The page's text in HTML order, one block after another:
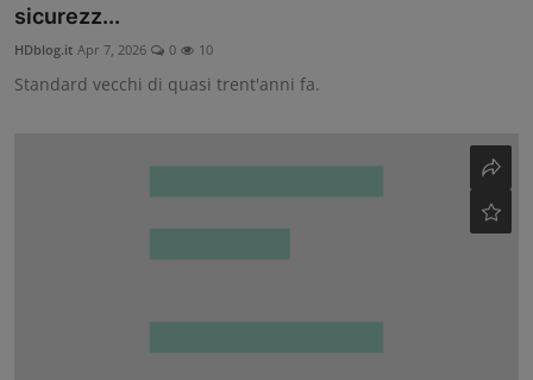
Community
sicurezz...
HDblog.it Apr 7, 2026 0 10
Standard vecchi di quasi trent'anni fa.